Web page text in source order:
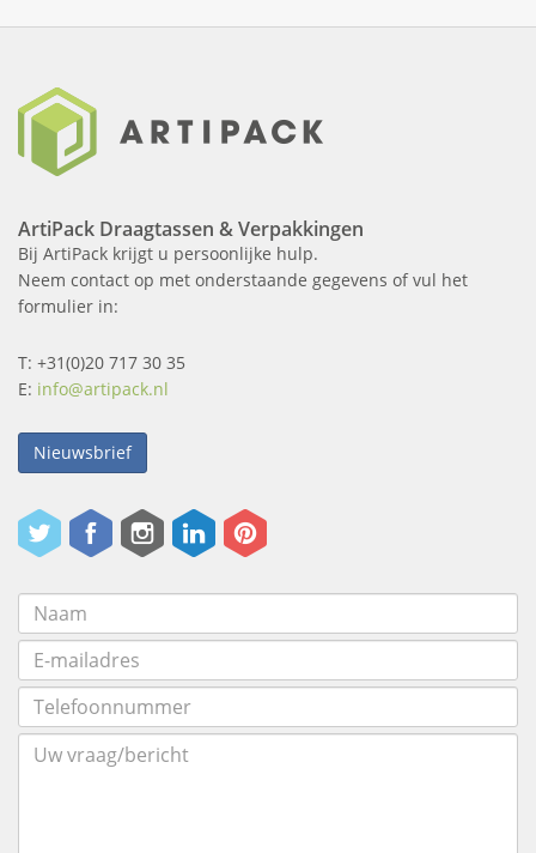
ArtiPack Draagtassen & Verpakkingen
Bij ArtiPack krijgt u persoonlijke hulp.
Neem contact op met onderstaande gegevens of vul het
formulier in:
T: +31(0)20 717 30 35
E: info@artipack.nl
Nieuwsbrief